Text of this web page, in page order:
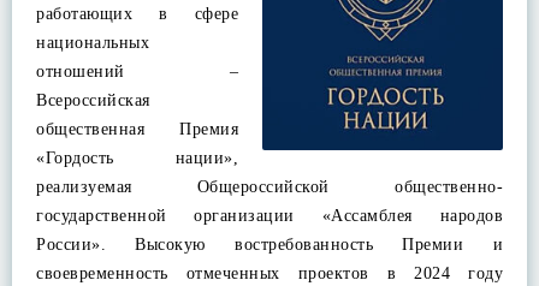
работающих в сфере
национальных
отношений –
Всероссийская
общественная Премия
«Гордость нации»,
реализуемая Общероссийской общественно-
государственной организации «Ассамблея народов
России». Высокую востребованность Премии и
своевременность отмеченных проектов в 2024 году